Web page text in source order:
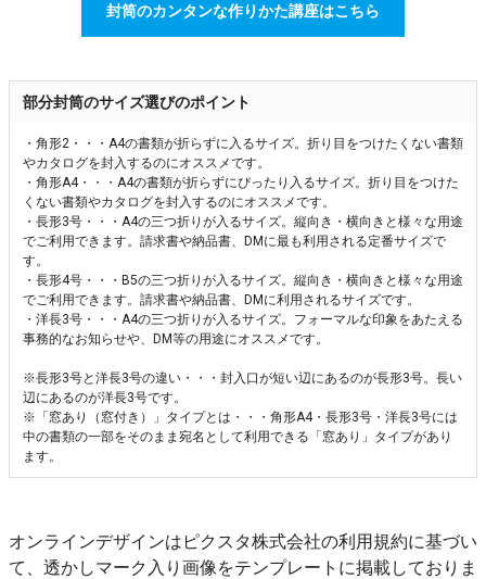
封筒のカンタンな作りかた講座はこちら
部分封筒のサイズ選びのポイント
・角形2・・・A4の書類が折らずに入るサイズ。折り目をつけたくない書類
やカタログを封入するのにオススメです。
・角形A4・・・A4の書類が折らずにぴったり入るサイズ。折り目をつけた
くない書類やカタログを封入するのにオススメです。
・長形3号・・・A4の三つ折りが入るサイズ。縦向き・横向きと様々な用途
でご利用できます。請求書や納品書、DMに最も利用される定番サイズで
す。
・長形4号・・・B5の三つ折りが入るサイズ。縦向き・横向きと様々な用途
でご利用できます。請求書や納品書、DMに利用されるサイズです。
・洋長3号・・・A4の三つ折りが入るサイズ。フォーマルな印象をあたえる
事務的なお知らせや、DM等の用途にオススメです。
※長形3号と洋長3号の違い・・・封入口が短い辺にあるのが長形3号。長い
辺にあるのが洋長3号です。
※「窓あり（窓付き）」タイプとは・・・角形A4・長形3号・洋長3号には
中の書類の一部をそのまま宛名として利用できる「窓あり」タイプがあり
ます。
オンラインデザインはピクスタ株式会社の利用規約に基づい
て、透かしマーク入り画像をテンプレートに掲載しておりま